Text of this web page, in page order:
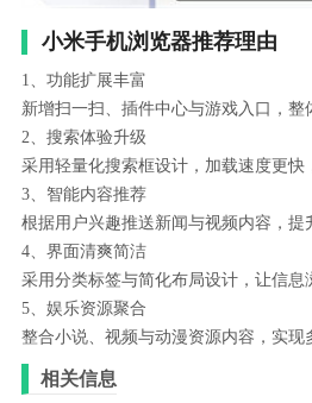
小米手机浏览器推荐理由
1、功能扩展丰富
新增扫一扫、插件中心与游戏入口，整
2、搜索体验升级
采用轻量化搜索框设计，加载速度更快
3、智能内容推荐
根据用户兴趣推送新闻与视频内容，提
4、界面清爽简洁
采用分类标签与简化布局设计，让信息
5、娱乐资源聚合
整合小说、视频与动漫资源内容，实现
相关信息